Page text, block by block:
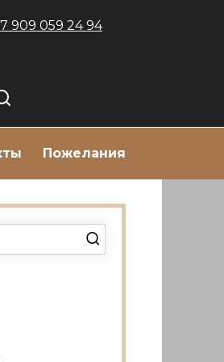
909 059 24 94
Пожелания